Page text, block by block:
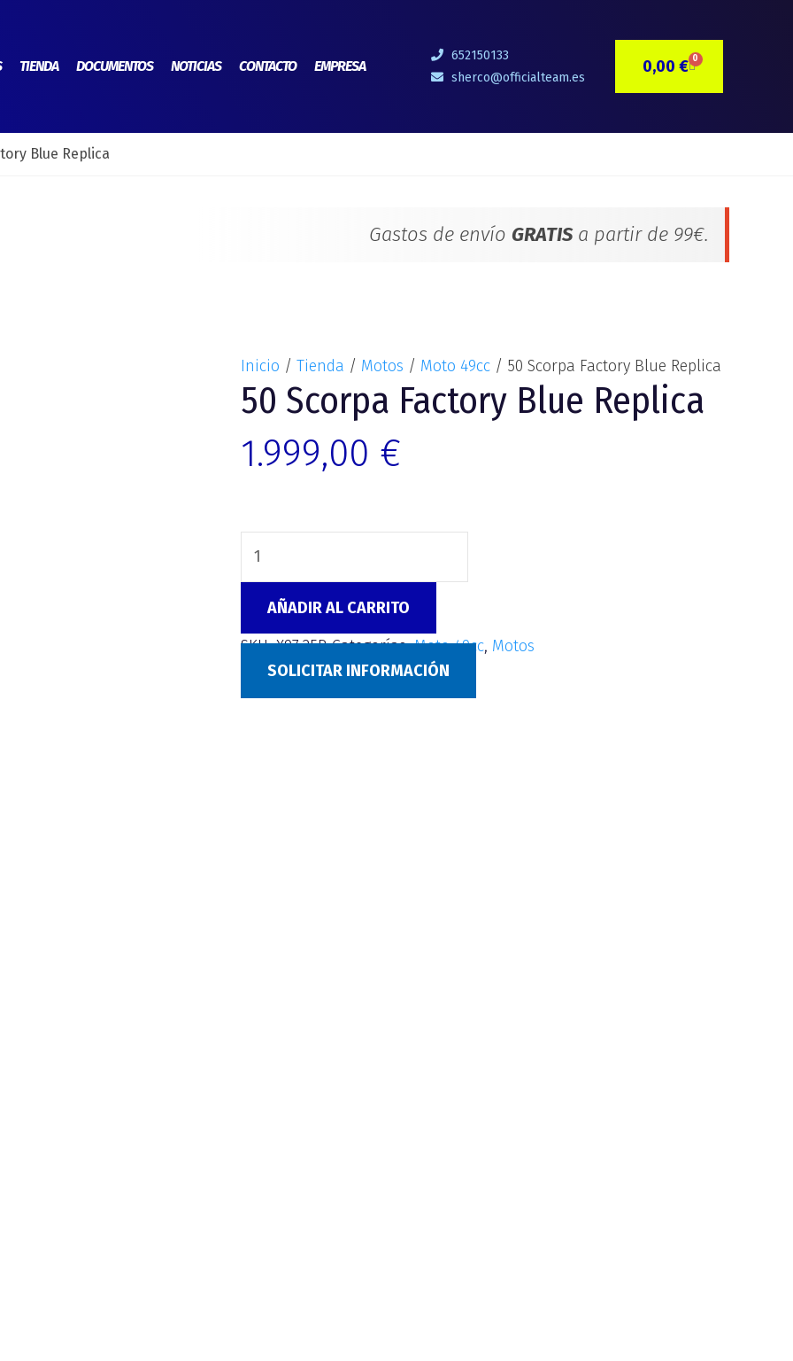
TIENDA DOCUMENTOS NOTICIAS CONTACTO EMPRESA
652150133
sherco@officialteam.es
0,00 € 0CARRITO
Blue Replica
Gastos de envío GRATISa partir de 99€.
Inicio / Tienda / Motos / Moto 49cc / 50 Scorpa Factory Blue Replica
50 Scorpa Factory Blue Replica
1.999,00 €
Factory
cantidad
AÑADIR AL CARRITO
SKU:X97.25B Categorías:Moto 49cc, Motos
SOLICITAR INFORMACIÓN